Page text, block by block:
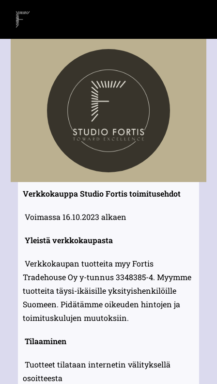
Verkkokauppa Studio Fortis toimitusehdot
Voimassa 16.10.2023 alkaen
Yleistä verkkokaupasta
Verkkokaupan tuotteita myy Fortis
Tradehouse Oy y-tunnus 3348385-4. Myymme
tuotteita täysi-ikäisille yksityishenkilöille
Suomeen. Pidätämme oikeuden hintojen ja
toimituskulujen muutoksiin.
Tilaaminen
Tuotteet tilataan internetin välityksellä
osoitteesta